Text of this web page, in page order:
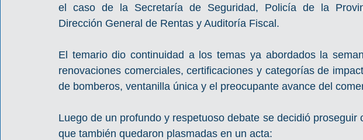
el caso de la Secretaría de Seguridad, Policía de la
Dirección General de Rentas y Auditoría Fiscal.
El temario dio continuidad a los temas ya abordados la
renovaciones comerciales, certificaciones y categorías de
de bomberos, ventanilla única y el preocupante avance del
Luego de un profundo y respetuoso debate se decidió proseguir
que también quedaron plasmadas en un acta: